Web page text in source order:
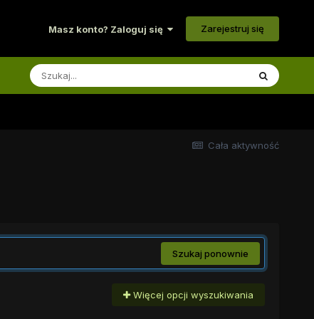
Masz konto? Zaloguj się Zarejestruj się
Cała aktywność
Szukaj ponownie
Więcej opcji wyszukiwania